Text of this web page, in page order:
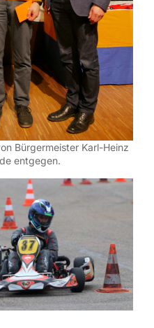
Bürgermeister Karl-Heinz
entgegen.